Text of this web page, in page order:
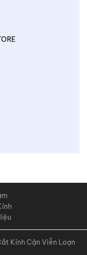
Kính Cận Viễn Loạn